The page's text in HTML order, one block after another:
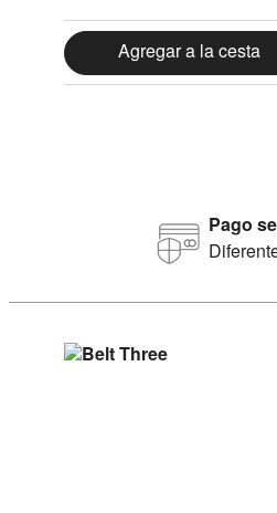
Agregar a la cesta
Pago